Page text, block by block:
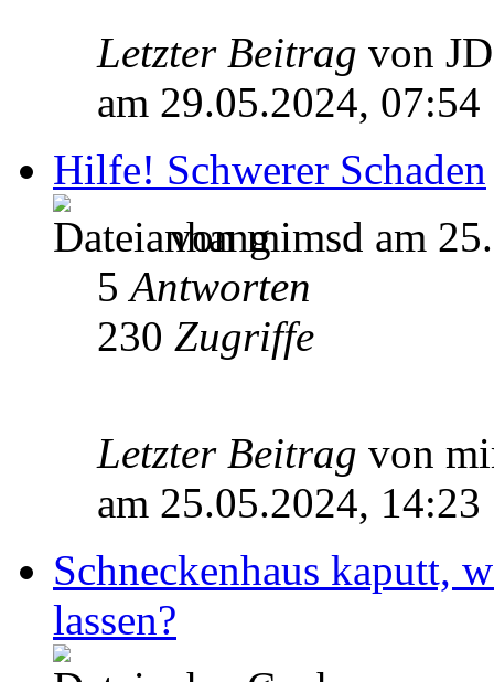
Letzter Beitrag von
am 29.05.2024, 07:54
Hilfe! Schwerer Schaden
von mimsd am
5Antworten
230 Zugriffe
Letzter Beitrag von
am 25.05.2024, 14:23
Schneckenhaus kaputt,
lassen?